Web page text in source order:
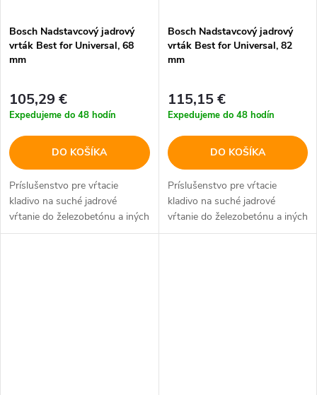
Bosch Nadstavcový jadrový
vrták Best for Universal, 68
mm
105,29 €
Expedujeme do 48 hodín
DO KOŠÍKA
Príslušenstvo pre vŕtacie
kladivo na suché jadrové
vŕtanie do železobetónu a iných
stavebných materiálov.
Bosch Nadstavcový jadrový
vrták Best for Universal, 82
mm
115,15 €
Expedujeme do 48 hodín
DO KOŠÍKA
Príslušenstvo pre vŕtacie
kladivo na suché jadrové
vŕtanie do železobetónu a iných
stavebných materiálov.